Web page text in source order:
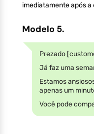
imediatamente após a
Modelo 5.
Prezado
Já faz uma
Estamos
apenas um
Você pode